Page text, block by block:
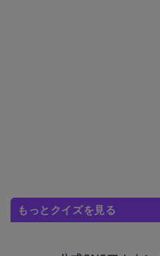
もっとクイズを見る